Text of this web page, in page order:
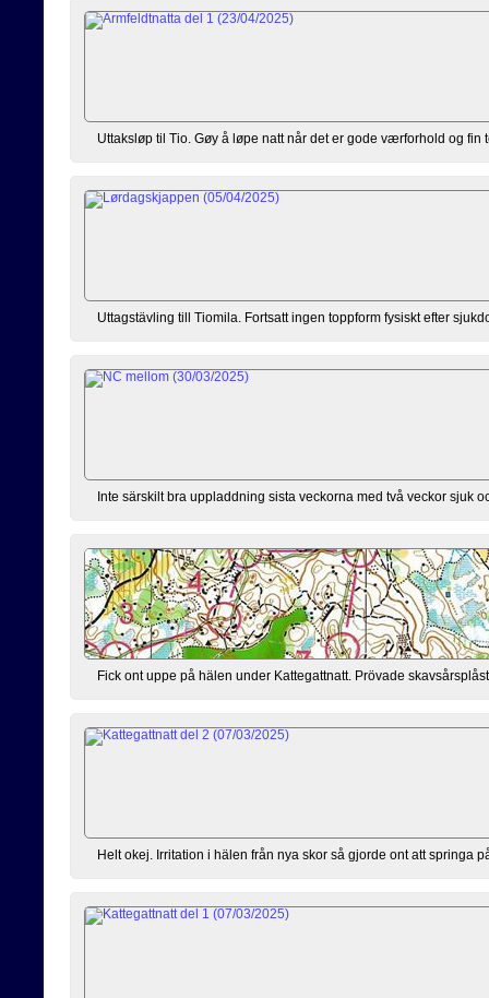
Uttaksløp til Tio. Gøy å løpe natt når det er gode værforhold og
Uttagstävling till Tiomila. Fortsatt ingen toppform fysiskt efter
Inte särskilt bra uppladdning sista veckorna med två veckor sjuk
Fick ont uppe på hälen under Kattegattnatt. Prövade
Helt okej. Irritation i hälen från nya skor så gjorde ont att springa